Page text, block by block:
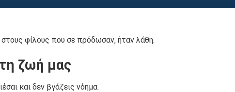
στους φίλους που σε πρόδωσαν, ήταν λάθη.
ζωή μας
και δεν βγάζεις νόημα.